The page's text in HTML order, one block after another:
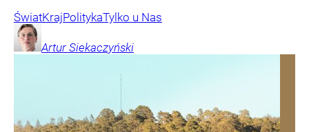
ŚwiatKrajPolitykaTylko u Nas
Artur Siekaczyński